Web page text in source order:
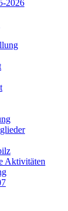
2026
Aktivitäten